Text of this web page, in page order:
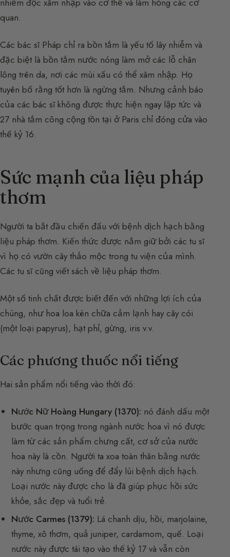
nhiễm độc xâm nhập vào cơ thể và làm hỏng các cơ
quan.
Các bác sĩ Pháp chỉ ra bồn tắm là yếu tố lây nhiễm và
đặc biệt là bồn tắm nước nóng làm mở các lỗ chân
lông trên da, nơi các mùi xấu có thể xâm nhập. Họ
tuyên bố rằng tốt hơn là ngừng tắm. Nhưng cảnh báo
của các bác sĩ không được thực hiện ngay lập tức và
27 nhà tắm công cộng tồn tại ở Paris chỉ đóng cửa vào
thế kỷ 16.
Sức mạnh của liệu pháp
thơm
Người ta bắt đầu chiến đấu với bệnh dịch hạch bằng
liệu pháp thơm. Kiến thức được nắm giữ bởi các tu sĩ
vì họ có vườn cây thảo mộc trong tu viện của mình.
Các tu sĩ cũng viết sách về liệu pháp thơm.
Một số tinh chất được biết đến với những lợi ích của
chúng, như hoa loa kèn chữa cảm lạnh hay cây cói
(một loại papyrus), hạt phỉ, gừng, iris v.v.
Các phương thuốc nổi tiếng
Hai sản phẩm nổi tiếng vào thời đó:
Nước Nữ Hoàng Hungary (1370): nó đánh dấu một
bước quan trọng trong ngành nước hoa vì nó được
làm từ các sản phẩm chưng cất, cơ sở của nước
hoa này là cồn. Người ta xoa toàn thân bằng nước
này nhưng cũng uống để đẩy lùi bệnh dịch hạch.
Loại nước này được cho là đã giúp phục hồi sức
khỏe, sắc đẹp và tuổi trẻ.
Nước Carmes (1379): Lá chanh dịu, hồi, marjolaine,
thyme, xô thơm, quả juniper, cardamom, quế. Loại
nước này được tái tạo vào thế kỷ 17 và vẫn còn